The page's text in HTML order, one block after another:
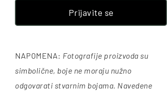
Prijavite se
NAPOMENA: Fotografije proizvoda su
simbolične, boje ne moraju nužno
odgovarati stvarnim bojama. Navedene